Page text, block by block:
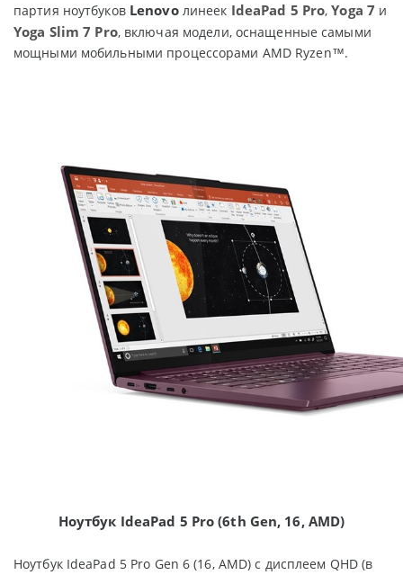
партия ноутбуков Lenovo линеек IdeaPad 5 Pro,Yoga 7 и
Yoga Slim 7 Pro, включая модели, оснащенные самыми
мощными мобильными процессорами AMD Ryzen™.
Ноутбук IdeaPad 5 Pro (6th Gen, 16, AMD)
Ноутбук IdeaPad 5 Pro Gen 6 (16, AMD) с дисплеем QHD (в